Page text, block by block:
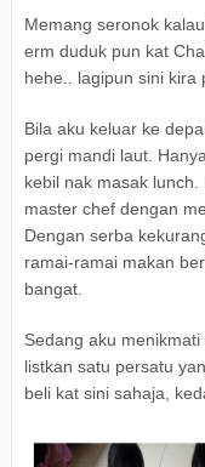
Memang seronok
erm duduk pun kat
hehe.. lagipun sini kira
Bila aku keluar ke
pergi mandi laut.
kebil nak masak
master chef dengan
Dengan serba
ramai-ramai makan
bangat.
Sedang aku
listkan satu persatu
beli kat sini sahaja,